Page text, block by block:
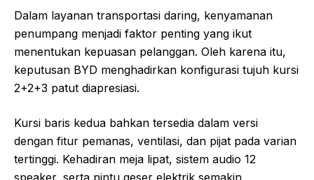
Dalam layanan transportasi daring, kenyamanan
penumpang menjadi faktor penting yang ikut
menentukan kepuasan pelanggan. Oleh karena itu,
keputusan BYD menghadirkan konfigurasi tujuh kursi
2+2+3 patut diapresiasi.
Kursi baris kedua bahkan tersedia dalam versi
dengan fitur pemanas, ventilasi, dan pijat pada varian
tertinggi. Kehadiran meja lipat, sistem audio 12
speaker, serta pintu geser elektrik semakin